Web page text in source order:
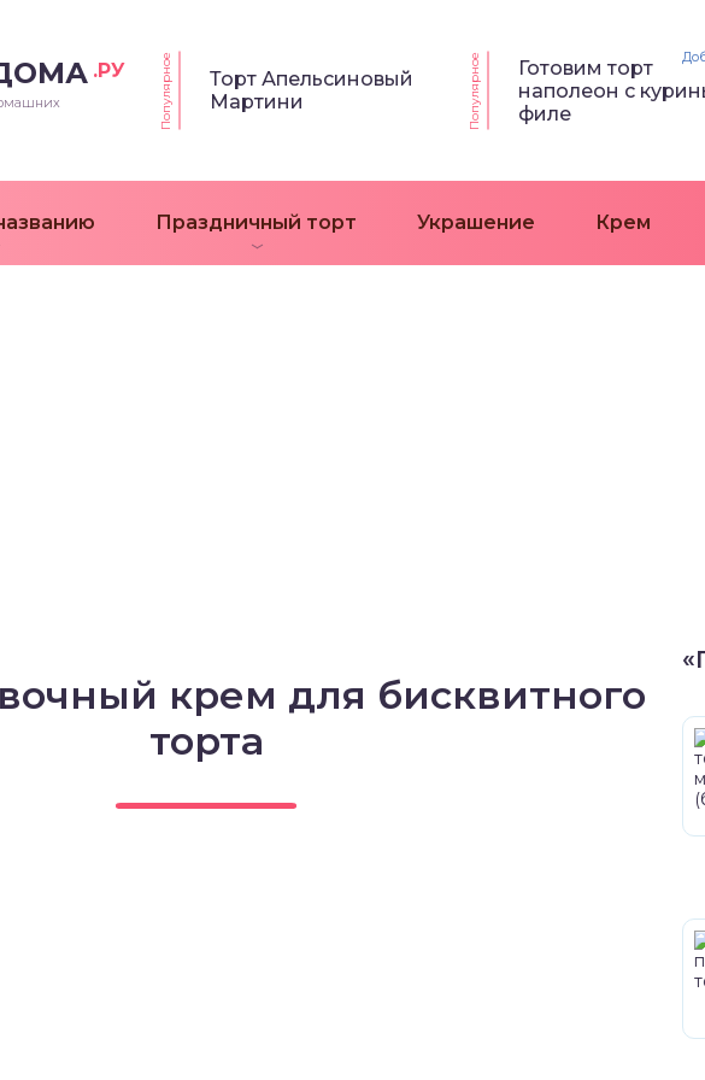
.РУ Популярное
Торт Апельсиновый
Мартини
Популярное
Готовим торт
наполеон с
филе
Праздничный торт Украшение Крем
крем для бисквитного
торта